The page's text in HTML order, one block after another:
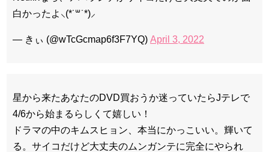
白かったよ⸜(*˙꒳˙*)⸝
— きぃ (@wTcGcmap6f3F7YQ) April 3, 2022
星から来たあなたのDVD買おうか迷っていたらJテレで
4/6から始まるらしくて嬉しい！
ドラマの中のキムスヒョン、本当にかっこいい。輝いて
る。サイコだけど大丈夫のムンガンテに完全にやられ